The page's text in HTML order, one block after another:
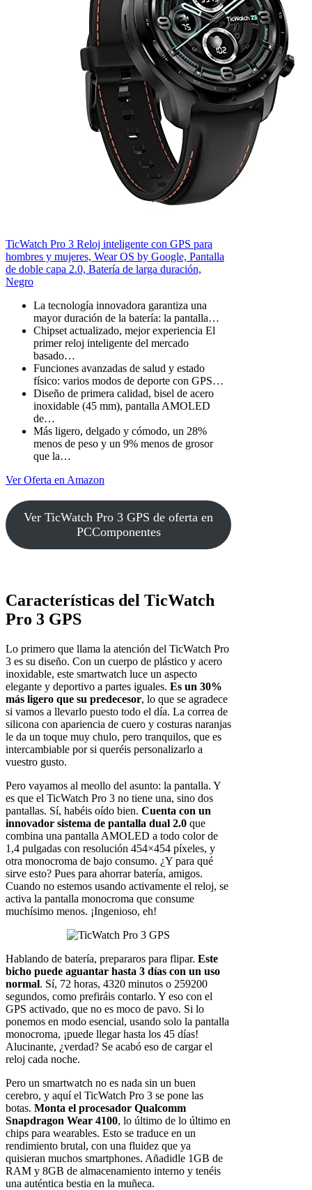
TicWatch Pro 3 Reloj inteligente con GPS para
hombres y mujeres, Wear OS by Google, Pantalla
de doble capa 2.0, Batería de larga duración,
Negro
La tecnología innovadora garantiza una
mayor duración de la batería: la pantalla…
Chipset actualizado, mejor experiencia El
primer reloj inteligente del mercado
basado…
Funciones avanzadas de salud y estado
físico: varios modos de deporte con GPS…
Diseño de primera calidad, bisel de acero
inoxidable (45 mm), pantalla AMOLED
de…
Más ligero, delgado y cómodo, un 28%
menos de peso y un 9% menos de grosor
que la…
Ver Oferta en Amazon
Ver TicWatch Pro 3 GPS de oferta en
PCComponentes
Características del TicWatch
Pro 3 GPS
Lo primero que llama la atención del TicWatch Pro
3 es su diseño. Con un cuerpo de plástico y acero
inoxidable, este smartwatch luce un aspecto
elegante y deportivo a partes iguales. Es un 30%
más ligero que su predecesor, lo que se agradece
si vamos a llevarlo puesto todo el día. La correa de
silicona con apariencia de cuero y costuras naranjas
le da un toque muy chulo, pero tranquilos, que es
intercambiable por si queréis personalizarlo a
vuestro gusto.
Pero vayamos al meollo del asunto: la pantalla. Y
es que el TicWatch Pro 3 no tiene una, sino dos
pantallas. Sí, habéis oído bien. Cuenta con un
innovador sistema de pantalla dual 2.0 que
combina una pantalla AMOLED a todo color de
1,4 pulgadas con resolución 454×454 píxeles, y
otra monocroma de bajo consumo. ¿Y para qué
sirve esto? Pues para ahorrar batería, amigos.
Cuando no estemos usando activamente el reloj, se
activa la pantalla monocroma que consume
muchísimo menos. ¡Ingenioso, eh!
Hablando de batería, prepararos para flipar. Este
bicho puede aguantar hasta 3 días con un uso
normal. Sí, 72 horas, 4320 minutos o 259200
segundos, como prefiráis contarlo. Y eso con el
GPS activado, que no es moco de pavo. Si lo
ponemos en modo esencial, usando solo la pantalla
monocroma, ¡puede llegar hasta los 45 días!
Alucinante, ¿verdad? Se acabó eso de cargar el
reloj cada noche.
Pero un smartwatch no es nada sin un buen
cerebro, y aquí el TicWatch Pro 3 se pone las
botas. Monta el procesador Qualcomm
Snapdragon Wear 4100, lo último de lo último en
chips para wearables. Esto se traduce en un
rendimiento brutal, con una fluidez que ya
quisieran muchos smartphones. Añadidle 1GB de
RAM y 8GB de almacenamiento interno y tenéis
una auténtica bestia en la muñeca.